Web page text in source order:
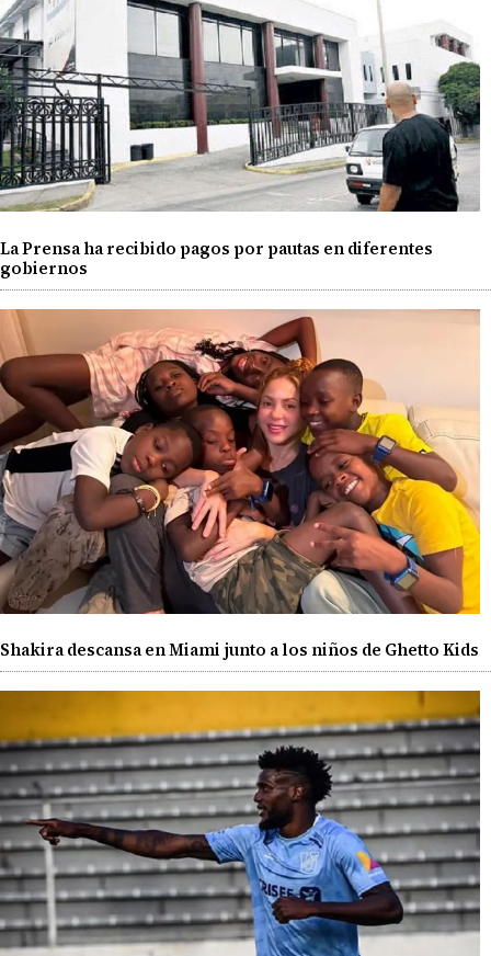
La Prensa ha recibido pagos por pautas en diferentes
gobiernos
Shakira descansa en Miami junto a los niños de Ghetto Kids